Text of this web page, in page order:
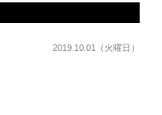
2019.10.01（火曜日）